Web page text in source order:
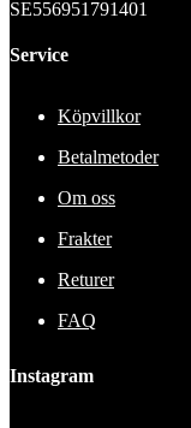
SE556951791401
Service
Köpvillkor
Betalmetoder
Om oss
Frakter
Returer
FAQ
Instagram